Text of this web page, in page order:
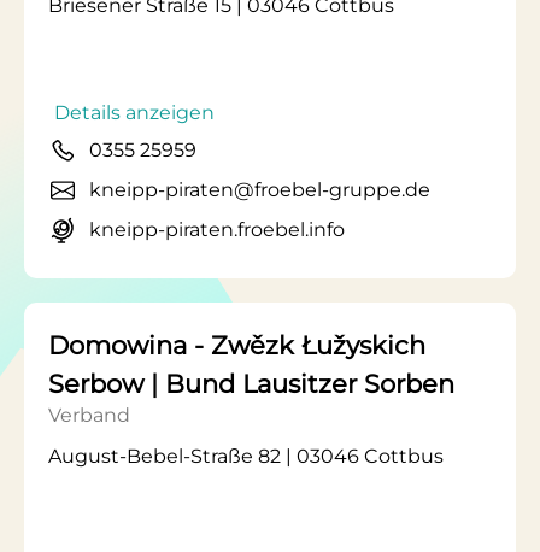
Briesener Straße 15 | 03046 Cottbus
Details anzeigen
0355 25959
kneipp-piraten@froebel-gruppe.de
kneipp-piraten.froebel.info
Domowina - Zwězk Łužyskich
Serbow | Bund Lausitzer Sorben
Verband
August-Bebel-Straße 82 | 03046 Cottbus